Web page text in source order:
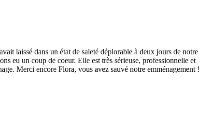
laissé dans un état de saleté déplorable à deux jours de notre
eu un coup de coeur. Elle est très sérieuse, professionnelle et
Merci encore Flora, vous avez sauvé notre emménagement !